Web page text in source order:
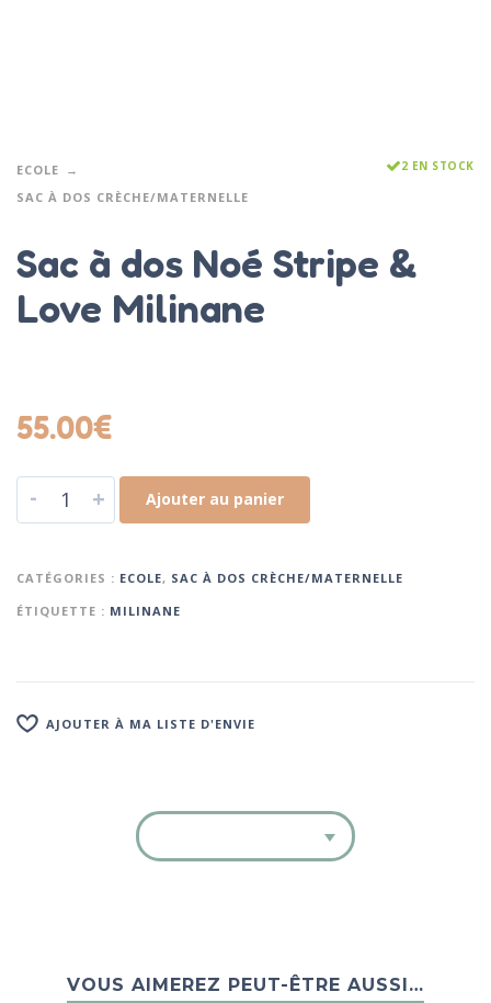
ECOLE
SAC À DOS CRÈCHE/MATERNELLE
2 EN STOCK
Sac à dos Noé Stripe &
Love Milinane
55.00€
- + Ajouter au panier
CATÉGORIES : ECOLE, SAC À DOS CRÈCHE/MATERNELLE
ÉTIQUETTE : MILINANE
AJOUTER À MA LISTE D'ENVIE
VOUS AIMEREZ PEUT-ÊTRE AUSSI…